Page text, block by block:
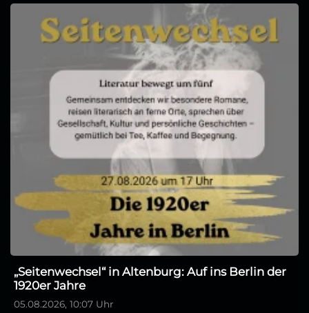
„Seitenwechsel“ in Altenburg: Auf ins Berlin der
1920er Jahre
05.08.2026, 10:07 Uhr